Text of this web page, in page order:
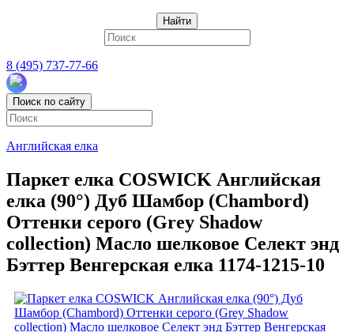
Найти
8 (495) 737-77-66
Поиск по сайту
Английская елка
Паркет елка COSWICK Английская
елка (90°) Дуб Шамбор (Chambord)
Оттенки серого (Grеy Shadow
collection) Масло шелковое Селект энд
Бэттер Венгерская елка 1174-1215-10